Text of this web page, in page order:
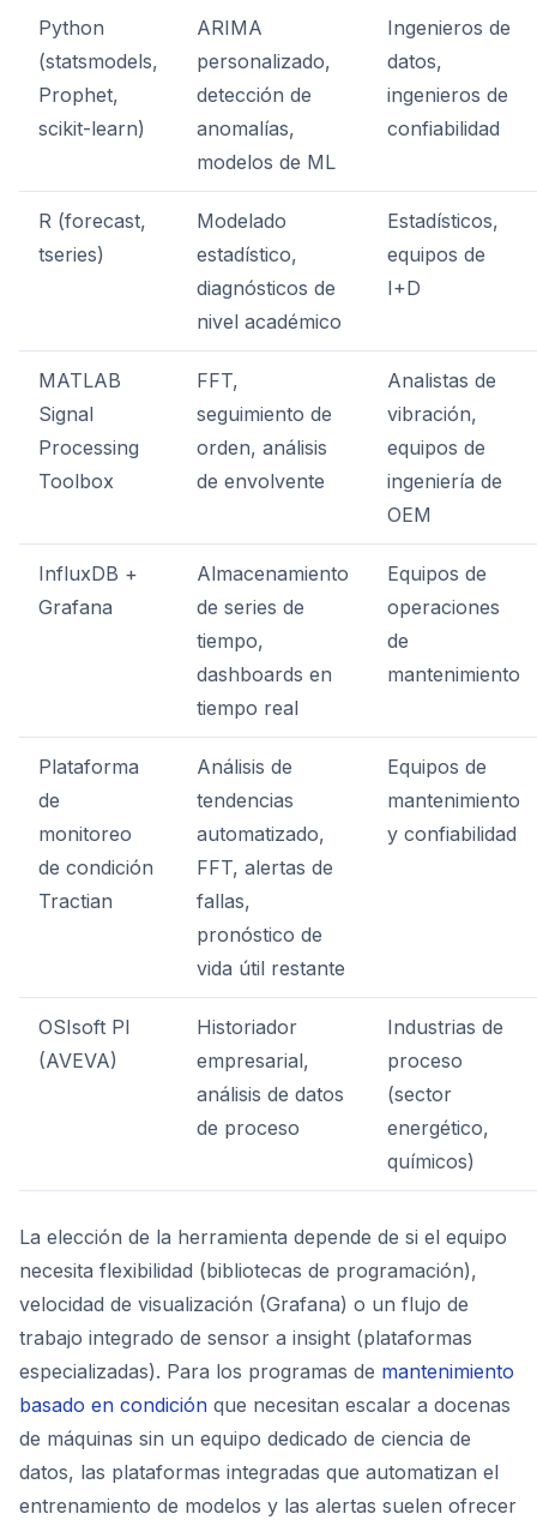
Python
(statsmodels,
Prophet,
scikit-learn)
ARIMA
personalizado,
detección de
anomalías,
modelos de ML
Ingenieros de
datos,
ingenieros de
confiabilidad
R (forecast,
tseries)
Modelado
estadístico,
diagnósticos de
nivel académico
Estadísticos,
equipos de
I+D
MATLAB
Signal
Processing
Toolbox
FFT,
seguimiento de
orden, análisis
de envolvente
Analistas de
vibración,
equipos de
ingeniería de
OEM
InfluxDB +
Grafana
Almacenamiento
de series de
tiempo,
dashboards en
tiempo real
Equipos de
operaciones
de
mantenimiento
Plataforma
de
monitoreo
de condición
Tractian
Análisis de
tendencias
automatizado,
FFT, alertas de
fallas,
pronóstico de
vida útil restante
Equipos de
mantenimiento
y confiabilidad
OSIsoft PI
(AVEVA)
Historiador
empresarial,
análisis de datos
de proceso
Industrias de
proceso
(sector
energético,
químicos)
La elección de la herramienta depende de si el equipo
necesita flexibilidad (bibliotecas de programación),
velocidad de visualización (Grafana) o un flujo de
trabajo integrado de sensor a insight (plataformas
especializadas). Para los programas de mantenimiento
basado en condición que necesitan escalar a docenas
de máquinas sin un equipo dedicado de ciencia de
datos, las plataformas integradas que automatizan el
entrenamiento de modelos y las alertas suelen ofrecer